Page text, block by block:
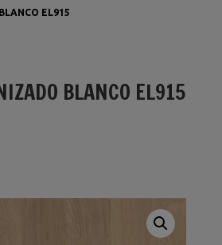
EL915
BLANCO EL915